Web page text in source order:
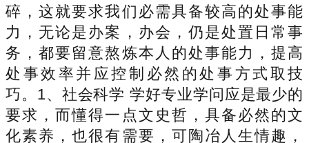
碎，这就要求我们必需具备较高的处事能
力，无论是办案，办会，仍是处置日常事
务，都要留意熬炼本人的处事能力，提高
处事效率并应控制必然的处事方式取技
巧。1、社会科学 学好专业学问应是最少的
要求，而懂得一点文史哲，具备必然的文
化素养，也很有需要，可陶冶人生情趣，